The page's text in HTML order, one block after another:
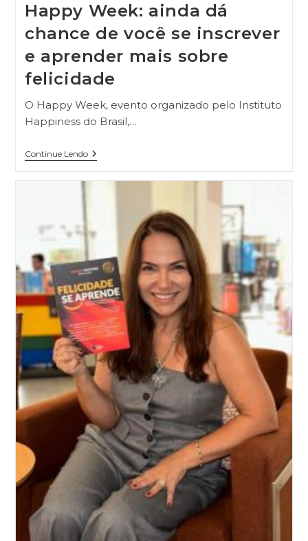
Happy Week: ainda dá
chance de você se inscrever
e aprender mais sobre
felicidade
O Happy Week, evento organizado pelo Instituto
Happiness do Brasil,…
Continue Lendo